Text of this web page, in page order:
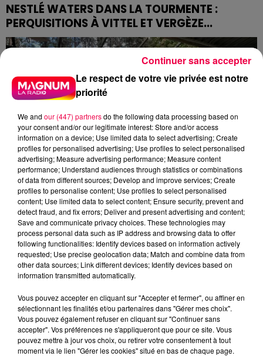
NESTLÉ WATERS DANS LA TOURMENTE :
PERQUISITIONS À VITTEL ET VERGÈZE...
Des enquêteurs ont investi ce mardi les sites de
production de Nestlé Waters dans les Vosges et dans
le Gard. Le groupe est soupçonné d'avoir eu recours
à...
INCENDIE CRIMINEL AU COLLÈGE JEAN-DE-
LA-FONTAINE DE LAXOU :...
Dans la nuit du samedi 16 au dimanche 17 mai 2026, un
incendie volontaire a ravagé le hall du collège Jean-
de-la-Fontaine de Laxou, entraînant la fermeture...
Le respect de votre vie privée est notre
priorité
We and our (447) partnersdo the following data processing based on
your consent and/or our legitimate interest: Store and/or access
information on a device; Use limited data to select advertising; Create
profiles for personalised advertising; Use profiles to select personalised
advertising; Measure advertising performance; Measure content
performance; Understand audiences through statistics or combinations
of data from different sources; Develop and improve services; Create
profiles to personalise content; Use profiles to select personalised
content; Use limited data to select content; Ensure security, prevent and
detect fraud, and fix errors; Deliver and present advertising and content;
Save and communicate privacy choices. These technologies may
process personal data such as IP address and browsing data to offer
following functionalities: Identify devices based on information actively
requested; Use precise geolocation data; Match and combine data from
other data sources; Link different devices; Identify devices based on
information transmitted automatically.
Vous pouvez accepter en cliquant sur "Accepter et fermer", ou affiner en
sélectionnant les finalités et/ou partenaires dans "Gérer mes choix".
Vous pouvez également refuser en cliquant sur "Continuer sans
accepter". Vos préférences ne s'appliqueront que pour ce site. Vous
pouvez mettre à jour vos choix, ou retirer votre consentement à tout
moment via le lien "Gérer les cookies" situé en bas de chaque page.
Continuer sans accepter